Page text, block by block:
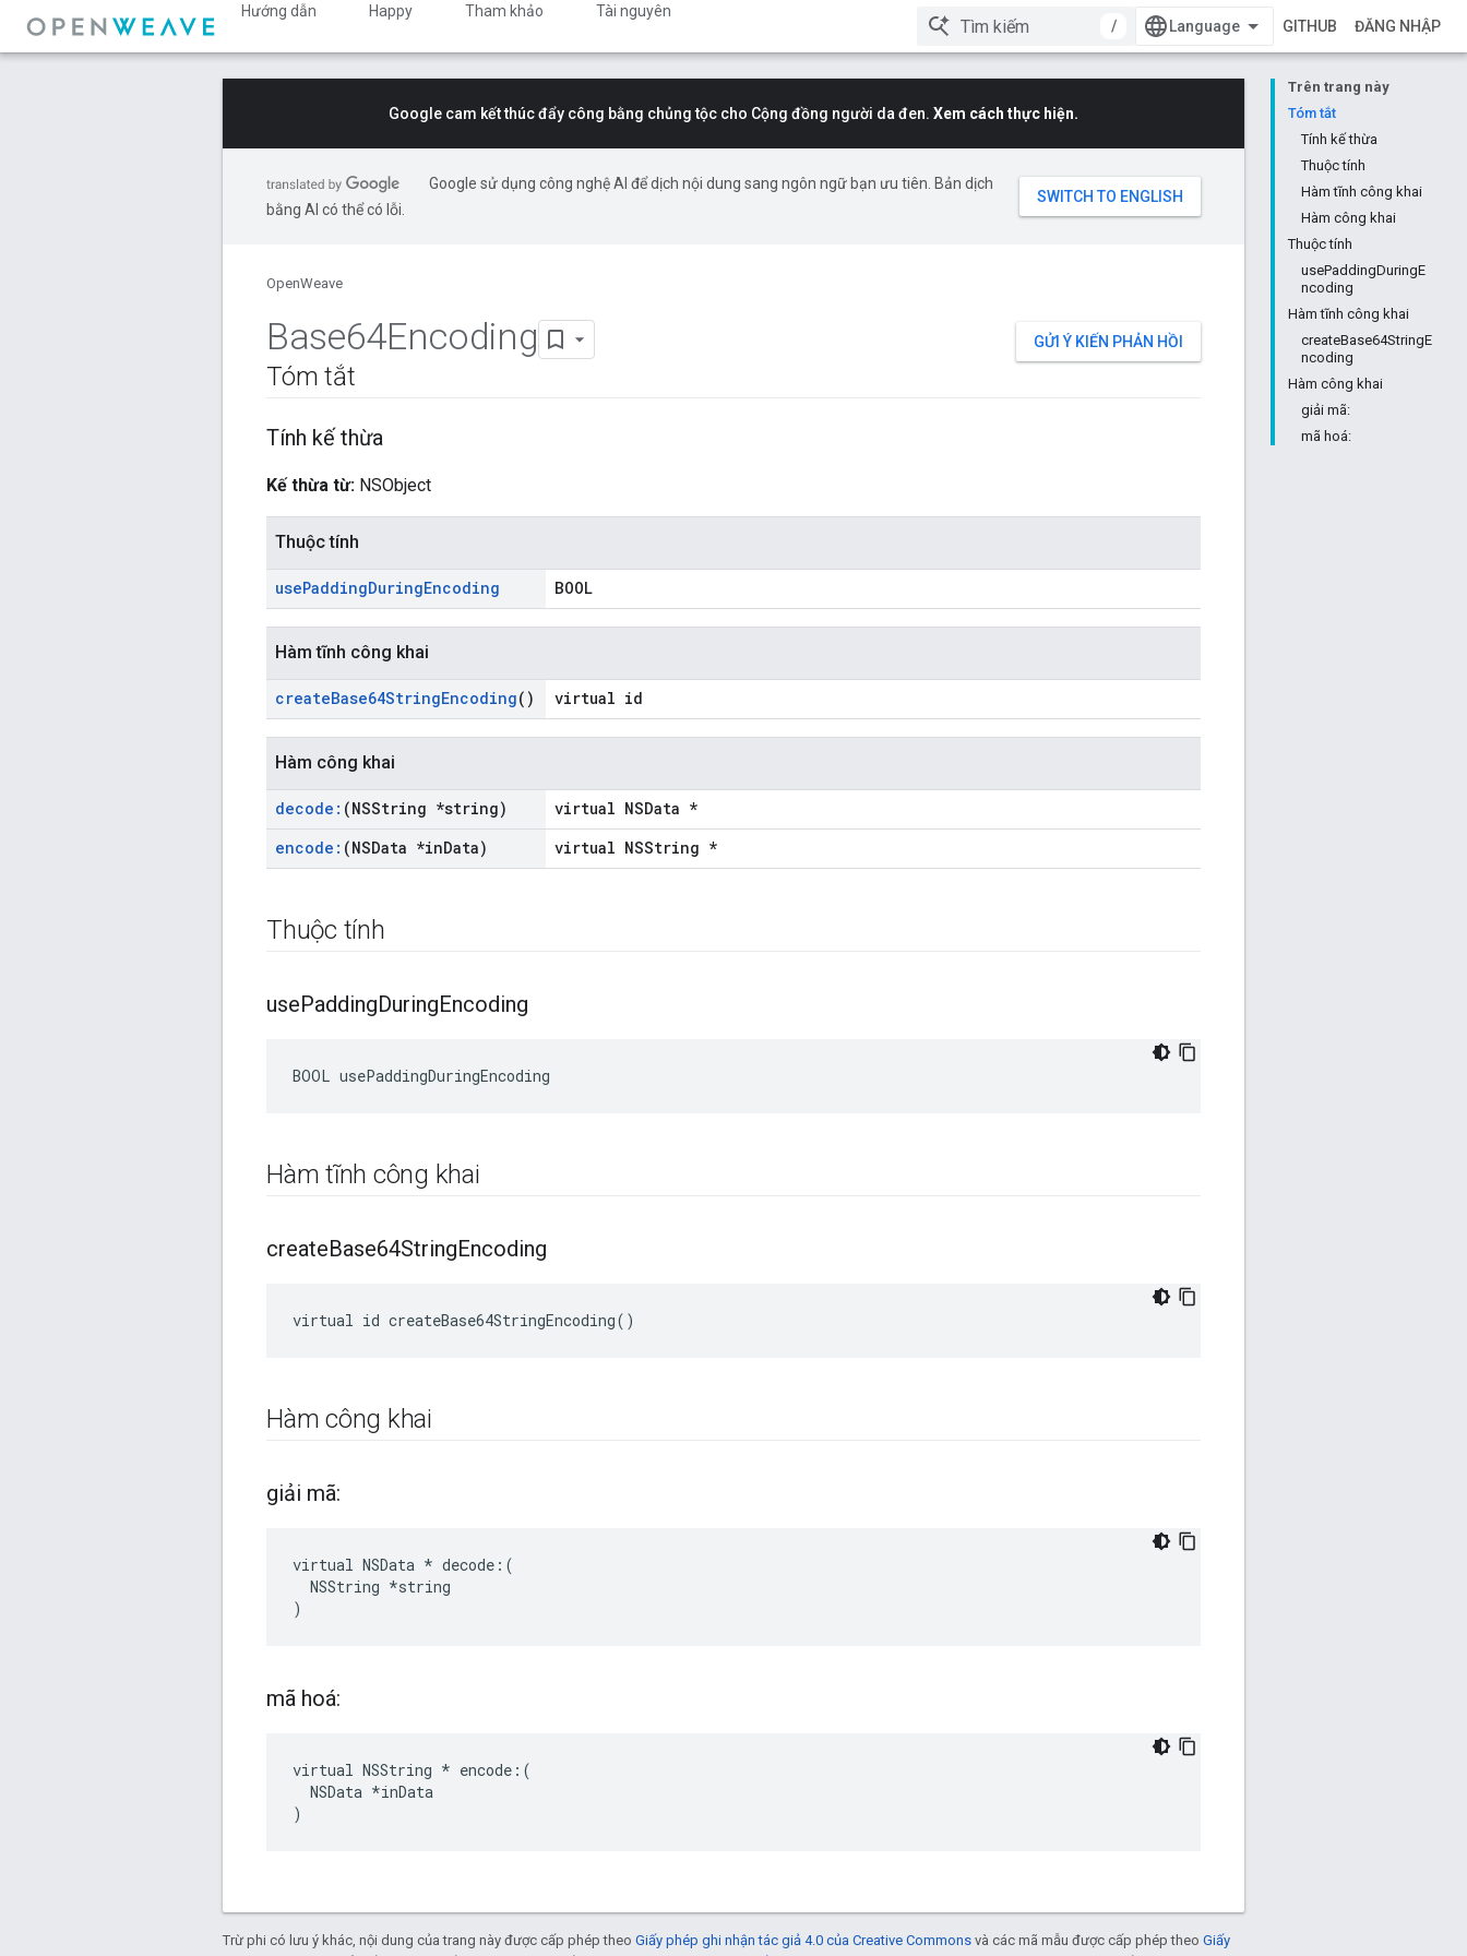
Hướng dẫn Happy Tham khảo
Tài nguyên
/
GITHUB ĐĂNG NHẬP
Trên trang này
Tóm tắt
Tính kế thừa
Thuộc tính
Hàm tĩnh công khai
Hàm công khai
Thuộc tính
usePaddingDuringE
ncoding
Hàm tĩnh công khai
createBase64StringE
ncoding
Hàm công khai
giải mã:
mã hoá:
Google cam kết thúc đẩy công bằng chủng tộc cho Cộng đồng người da đen. Xem cách thực hiện.
Google sử dụng công nghệ AI để dịch nội dung sang ngôn ngữ bạn ưu tiên. Bản dịch
bằng AI có thể có lỗi.
OpenWeave
GỬI Ý KIẾN PHẢN HỒI
Base64Encoding
Tóm tắt
Tính kế thừa
Kế thừa từ: NSObject
Thuộc tính
usePaddingDuringEncoding BOOL
Hàm tĩnh công khai
createBase64StringEncoding() virtual id
Hàm công khai
decode: (NSString *string)
virtual NSData *
encode: (NSData *inData) virtual NSString *
Thuộc tính
usePaddingDuringEncoding
BOOL usePaddingDuringEncoding
Hàm tĩnh công khai
createBase64StringEncoding
virtual id createBase64StringEncoding()
Hàm công khai
giải mã:
virtual NSData * decode:(
  NSString *string
)
mã hoá:
virtual NSString * encode:(
  NSData *inData
)
Trừ phi có lưu ý khác, nội dung của trang này được cấp phép theo Giấy phép ghi nhận tác giả 4.0 của Creative Commons và các mã mẫu được cấp phép theo Giấy